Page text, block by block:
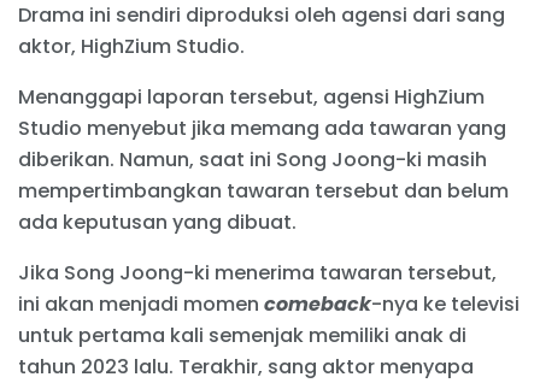
Drama ini sendiri diproduksi oleh agensi dari sang
aktor, HighZium Studio.
Menanggapi laporan tersebut, agensi HighZium
Studio menyebut jika memang ada tawaran yang
diberikan. Namun, saat ini Song Joong-ki masih
mempertimbangkan tawaran tersebut dan belum
ada keputusan yang dibuat.
Jika Song Joong-ki menerima tawaran tersebut,
ini akan menjadi momen comeback-nya ke televisi
untuk pertama kali semenjak memiliki anak di
tahun 2023 lalu. Terakhir, sang aktor menyapa